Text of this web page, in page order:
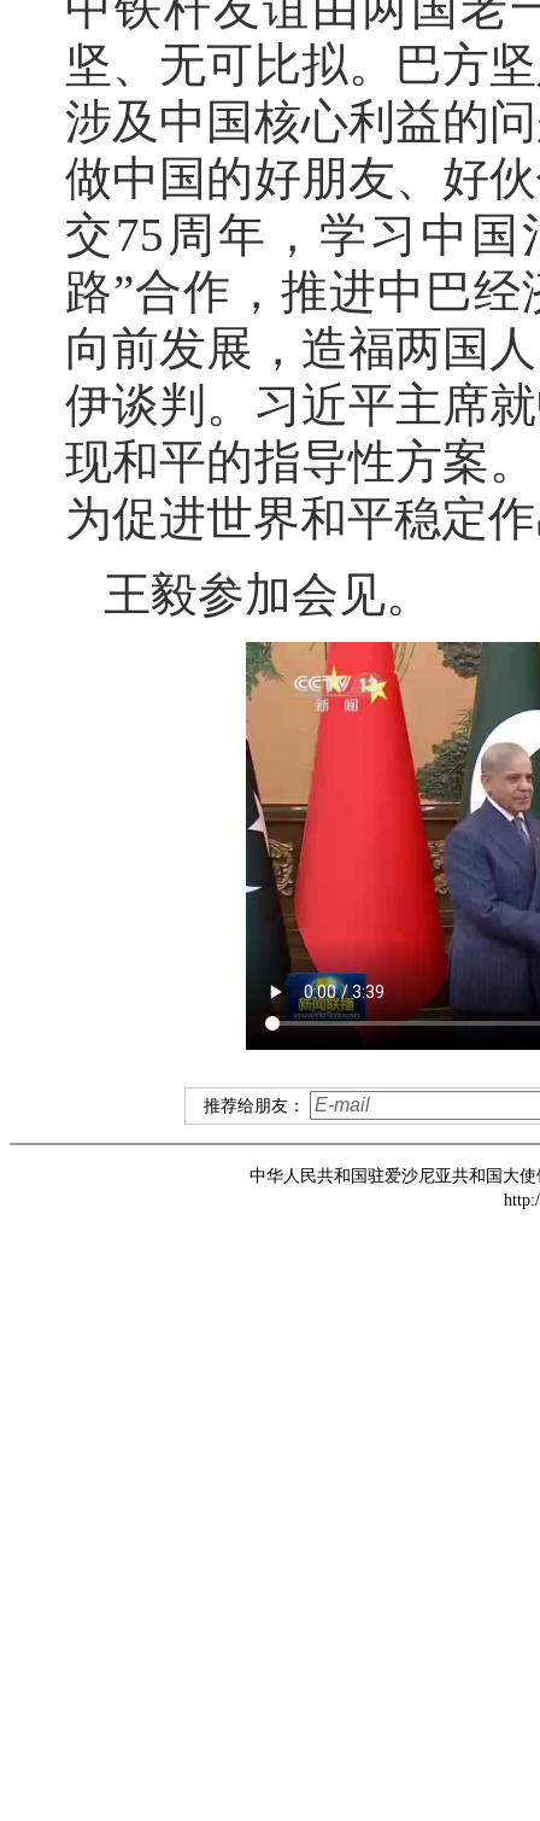
坚、无可比拟。巴方
涉及中国核心利益的
做中国的好朋友、好
交75周年，学习中
路”合作，推进中巴
向前发展，造福两国
伊谈判。习近平主席
现和平的指导性方案
为促进世界和平稳定
王毅参加会见。
推荐给朋友：
中华人民共和国驻爱沙尼亚共和国大使